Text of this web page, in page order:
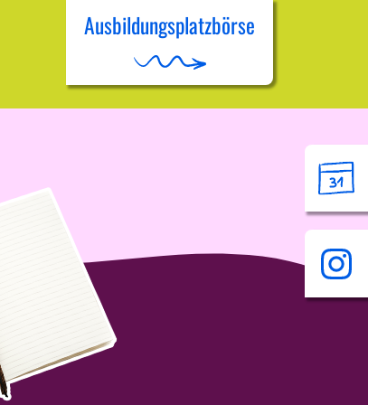
Ausbildungsplatzbörse